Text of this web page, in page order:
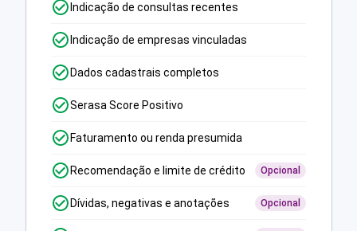
Indicação de consultas recentes
Indicação de empresas vinculadas
Dados cadastrais completos
Serasa Score Positivo
Faturamento ou renda presumida
Recomendação e limite de crédito Opcional
Dívidas, negativas e anotações Opcional